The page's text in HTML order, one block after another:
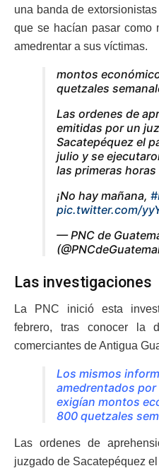
una banda de
que se hacían pasar como
amedrentar a sus víctimas.
montos
quetzales
Las ordenes de
emitidas por un
Sacatepéquez el
julio y se
las primeras horas
¡No hay mañana,
pic.twitter.com/
— PNC de
Las investigaciones
La PNC inició esta
febrero, tras conocer la
comerciantes de Antigua
Los mismos
amedrentados
exigían montos
800 quetzales
Las ordenes de
juzgado de Sacatepéquez